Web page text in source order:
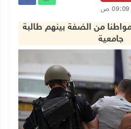
يعتقل 21 مواطنا من الضفة بينهم طالبة
جامعية